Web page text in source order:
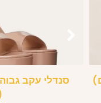
סנדלי עקב